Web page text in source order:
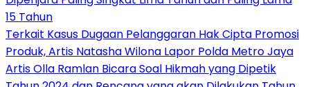
15 Tahun
Terkait Kasus Dugaan Pelanggaran Hak Cipta Promosi
Produk, Artis Natasha Wilona Lapor Polda Metro Jaya
Artis Olla Ramlan Bicara Soal Hikmah yang Dipetik